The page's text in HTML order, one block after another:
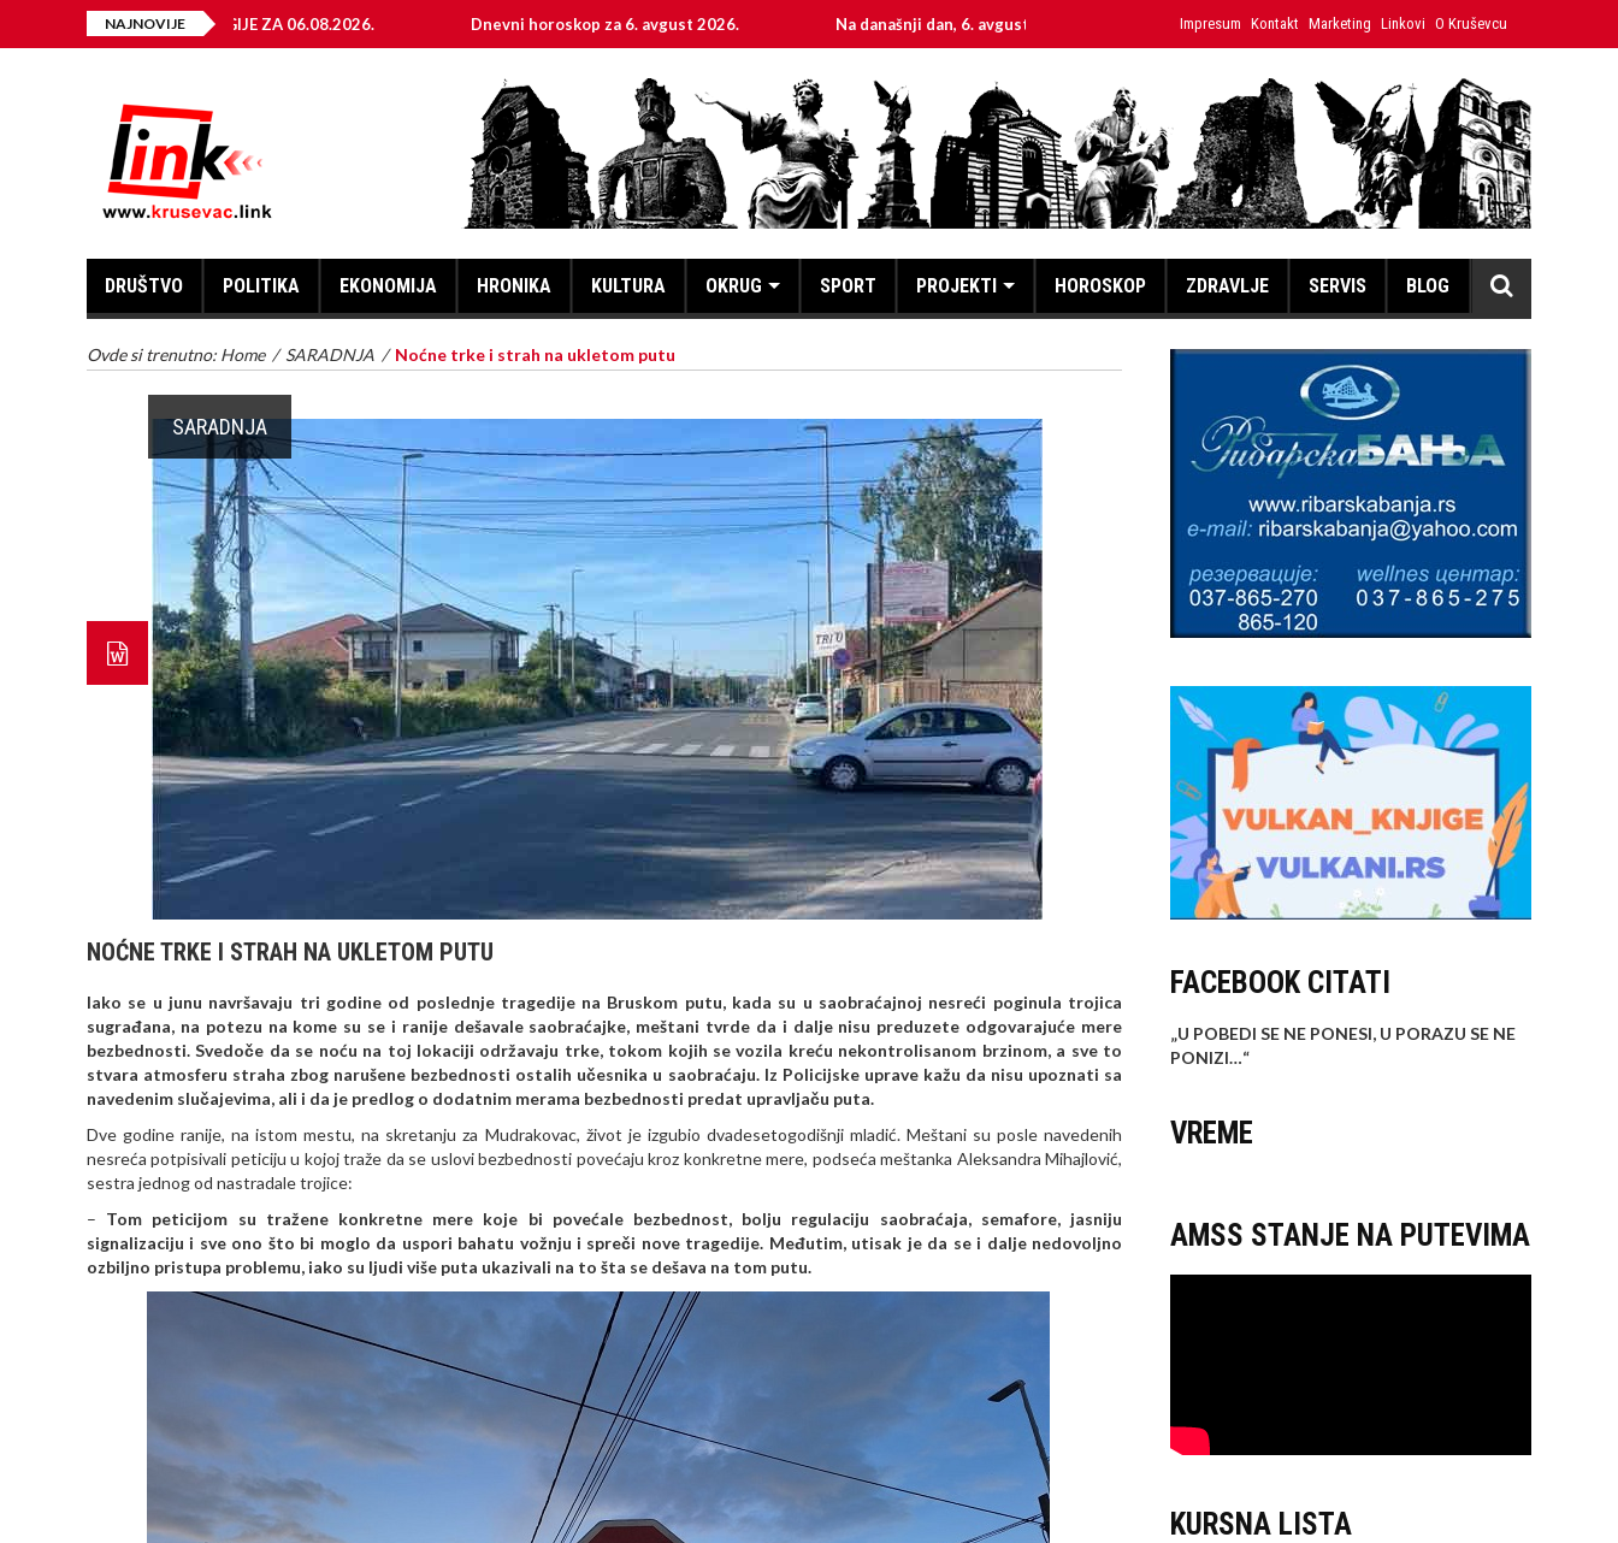
NAJNOVIJE
ENERGIJE ZA 06.08.2026. Dnevni horoskop za 6. avgust 2026. Na današnji dan, 6. avgust Sveta mučenica Hristina Japanski volonter u Ćićevcu umesto
Impresum Kontakt Marketing Linkovi O Kruševcu
DRUŠTVO POLITIKA EKONOMIJA HRONIKA KULTURA OKRUG SPORT PROJEKTI HOROSKOP ZDRAVLJE SERVIS BLOG
Ovde si trenutno: Home / SARADNJA / Noćne trke i strah na ukletom putu
SARADNJA
NOĆNE TRKE I STRAH NA UKLETOM PUTU
Iako se u junu navršavaju tri godine od poslednje tragedije na Bruskom putu, kada su u saobraćajnoj nesreći poginula trojica
sugrađana, na potezu na kome su se i ranije dešavale saobraćajke, meštani tvrde da i dalje nisu preduzete odgovarajuće mere
bezbednosti. Svedoče da se noću na toj lokaciji održavaju trke, tokom kojih se vozila kreću nekontrolisanom brzinom, a sve to
stvara atmosferu straha zbog narušene bezbednosti ostalih učesnika u saobraćaju. Iz Policijske uprave kažu da nisu upoznati sa
navedenim slučajevima, ali i da je predlog o dodatnim merama bezbednosti predat upravljaču puta.
Dve godine ranije, na istom mestu, na skretanju za Mudrakovac, život je izgubio dvadesetogodišnji mladić. Meštani su posle navedenih
nesreća potpisivali peticiju u kojoj traže da se uslovi bezbednosti povećaju kroz konkretne mere, podseća meštanka Aleksandra Mihajlović,
sestra jednog od nastradale trojice:
– Tom peticijom su tražene konkretne mere koje bi povećale bezbednost, bolju regulaciju saobraćaja, semafore, jasniju
signalizaciju i sve ono što bi moglo da uspori bahatu vožnju i spreči nove tragedije. Međutim, utisak je da se i dalje nedovoljno
ozbiljno pristupa problemu, iako su ljudi više puta ukazivali na to šta se dešava na tom putu.
FACEBOOK CITATI
„U POBEDI SE NE PONESI, U PORAZU SE NE
PONIZI…“
VREME
AMSS STANJE NA PUTEVIMA
KURSNA LISTA